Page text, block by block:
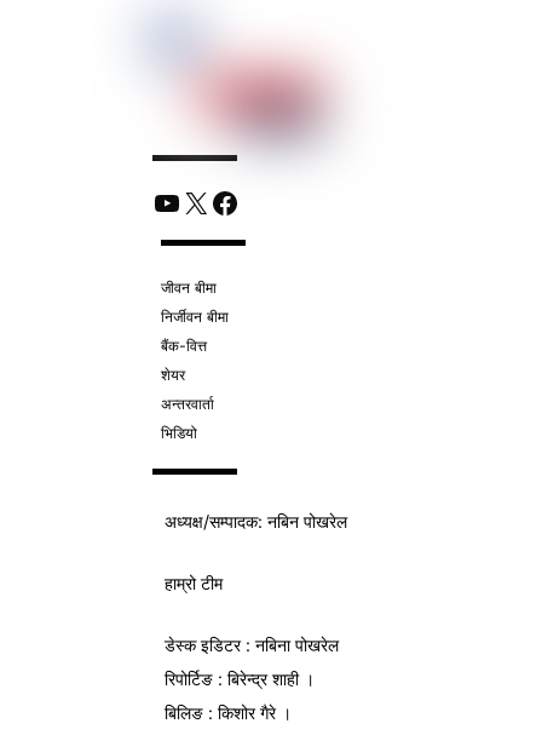
YouTube
X Facebook
जीवन बीमा
निर्जीवन बीमा
बैंक-वित्त
शेयर
अन्तरवार्ता
भिडियो
अध्यक्ष/सम्पादक: नबिन पोखरेल
हाम्रो टीम
डेस्क इडिटर : नबिना पोखरेल
रिपोर्टिङ : बिरेन्द्र शाही ।
बिलिङ : किशोर गैरे ।